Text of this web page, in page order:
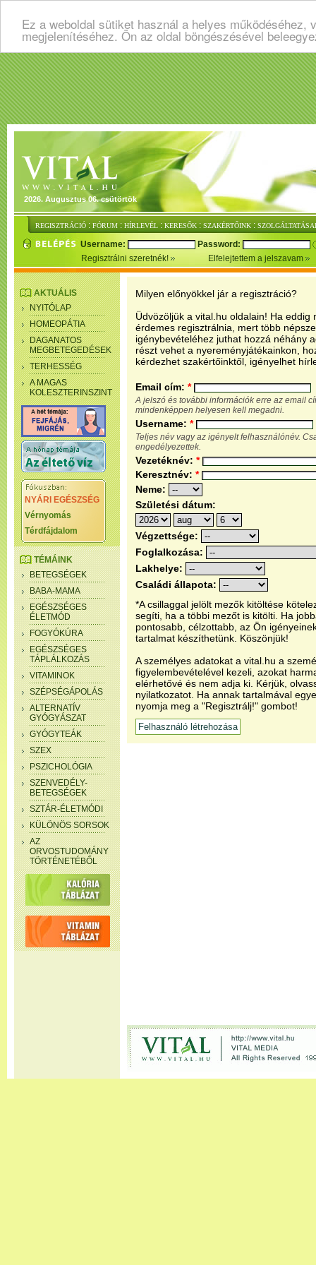
Ez a weboldal sütiket használ a helyes
megjelenítéséhez. Ön az oldal böngészésével
2026. Augusztus 06. csütörtök
REGISZTRÁCIÓ : FÓRUM : HÍRLEVÉL : KERESŐK : SZAKÉRTŐINK :
Username:
Password:
Regisztrálni szeretnék!
Elfelejtettem a jelszavam
AKTUÁLIS
NYITÓLAP
HOMEOPÁTIA
DAGANATOS
MEGBETEGEDÉSEK
TERHESSÉG
A MAGAS
KOLESZTERINSZINT
NYÁRI EGÉSZSÉG
Vérnyomás
Térdfájdalom
TÉMÁINK
BETEGSÉGEK
BABA-MAMA
EGÉSZSÉGES
ÉLETMÓD
FOGYÓKÚRA
EGÉSZSÉGES
TÁPLÁLKOZÁS
VITAMINOK
SZÉPSÉGÁPOLÁS
ALTERNATÍV
GYÓGYÁSZAT
GYÓGYTEÁK
SZEX
PSZICHOLÓGIA
SZENVEDÉLY-
BETEGSÉGEK
SZTÁR-ÉLETMÓDI
KÜLÖNÖS SORSOK
AZ
ORVOSTUDOMÁNY
TÖRTÉNETÉBŐL
Milyen előnyökkel jár a regisztráció?
Üdvözöljük a vital.hu oldalain! Ha eddig
érdemes regisztrálnia, mert több
igénybevételéhez juthat hozzá néhány
részt vehet a nyereményjátékainkon,
kérdezhet szakértőinktől, igényelhet
Email cím: *
A jelszó és további információk erre az email
mindenképpen helyesen kell megadni.
Username: *
Teljes név vagy az igényelt felhasználónév.
engedélyezettek.
Vezetéknév: *
Keresztnév: *
Neme:
Születési dátum:
Végzettsége:
Foglalkozása:
Lakhelye:
Családi állapota:
*A csillaggal jelölt mezők kitöltése
segíti, ha a többi mezőt is kitölti. Ha
pontosabb, célzottabb, az Ön
tartalmat készíthetünk. Köszönjük!
A személyes adatokat a vital.hu a
figyelembevételével kezeli, azokat
elérhetővé és nem adja ki. Kérjük,
nyilatkozatot. Ha annak tartalmával
nyomja meg a "Regisztrálj!" gombot!